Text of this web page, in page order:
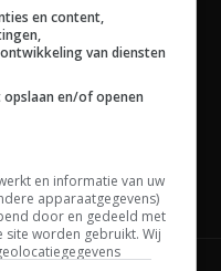
en content,
van diensten
en/of openen
en informatie van uw
apparaatgegevens)
door en gedeeld met
worden gebruikt. Wij